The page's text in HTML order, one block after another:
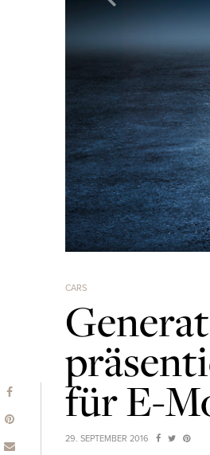
CARS
für E-
29. SEPTEMBER 2016